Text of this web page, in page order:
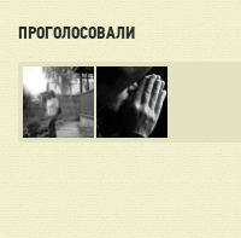
ПРОГОЛОСОВАЛИ